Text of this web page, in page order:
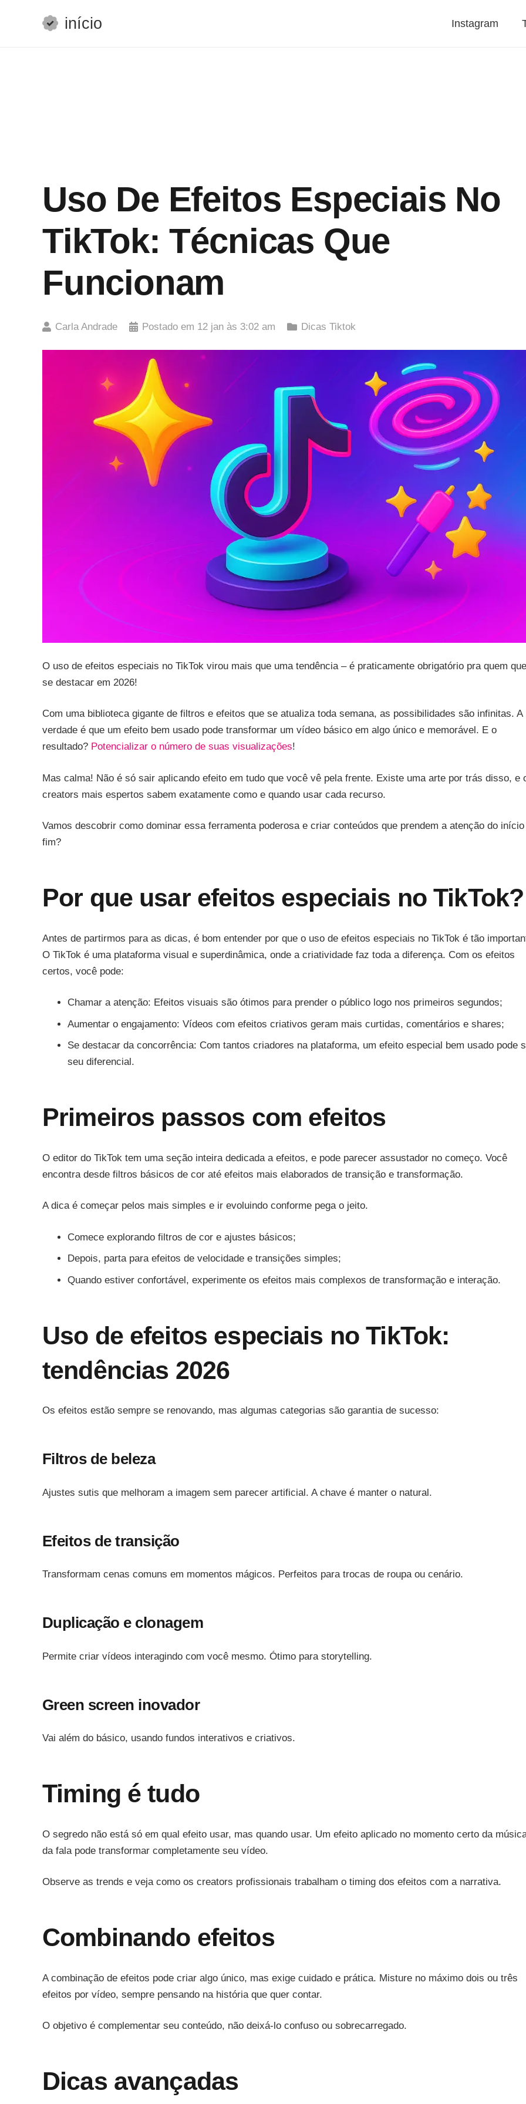
início Instagram
Uso De Efeitos Especiais No
TikTok: Técnicas Que
Funcionam
Carla Andrade Postado em 12 jan às 3:02 am Dicas Tiktok
O uso de efeitos especiais no TikTok virou mais que uma tendência – é praticamente obrigatório pra quem
se destacar em 2026!
Com uma biblioteca gigante de filtros e efeitos que se atualiza toda semana, as possibilidades são infinitas. A
verdade é que um efeito bem usado pode transformar um vídeo básico em algo único e memorável. E o
resultado? Potencializar o número de suas visualizações!
Mas calma! Não é só sair aplicando efeito em tudo que você vê pela frente. Existe uma arte por trás disso, e
creators mais espertos sabem exatamente como e quando usar cada recurso.
Vamos descobrir como dominar essa ferramenta poderosa e criar conteúdos que prendem a atenção do
fim?
Por que usar efeitos especiais no TikTok?
Antes de partirmos para as dicas, é bom entender por que o uso de efeitos especiais no TikTok é tão
O TikTok é uma plataforma visual e superdinâmica, onde a criatividade faz toda a diferença. Com os efeitos
certos, você pode:
Chamar a atenção: Efeitos visuais são ótimos para prender o público logo nos primeiros segundos;
Aumentar o engajamento: Vídeos com efeitos criativos geram mais curtidas, comentários e shares;
Se destacar da concorrência: Com tantos criadores na plataforma, um efeito especial bem usado pode
seu diferencial.
Primeiros passos com efeitos
O editor do TikTok tem uma seção inteira dedicada a efeitos, e pode parecer assustador no começo. Você
encontra desde filtros básicos de cor até efeitos mais elaborados de transição e transformação.
A dica é começar pelos mais simples e ir evoluindo conforme pega o jeito.
Comece explorando filtros de cor e ajustes básicos;
Depois, parta para efeitos de velocidade e transições simples;
Quando estiver confortável, experimente os efeitos mais complexos de transformação e interação.
Uso de efeitos especiais no TikTok:
tendências 2026
Os efeitos estão sempre se renovando, mas algumas categorias são garantia de sucesso:
Filtros de beleza
Ajustes sutis que melhoram a imagem sem parecer artificial. A chave é manter o natural.
Efeitos de transição
Transformam cenas comuns em momentos mágicos. Perfeitos para trocas de roupa ou cenário.
Duplicação e clonagem
Permite criar vídeos interagindo com você mesmo. Ótimo para storytelling.
Green screen inovador
Vai além do básico, usando fundos interativos e criativos.
Timing é tudo
O segredo não está só em qual efeito usar, mas quando usar. Um efeito aplicado no momento certo da
da fala pode transformar completamente seu vídeo.
Observe as trends e veja como os creators profissionais trabalham o timing dos efeitos com a narrativa.
Combinando efeitos
A combinação de efeitos pode criar algo único, mas exige cuidado e prática. Misture no máximo dois ou três
efeitos por vídeo, sempre pensando na história que quer contar.
O objetivo é complementar seu conteúdo, não deixá-lo confuso ou sobrecarregado.
Dicas avançadas